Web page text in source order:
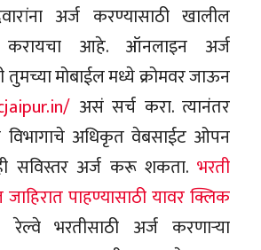
अर्ज करण्यासाठी खालील
करायचा आहे. ऑनलाइन अर्ज
तुमच्या मोबाईल मध्ये क्रोमवर जाऊन
असं सर्च करा. त्यानंतर
विभागाचे अधिकृत वेबसाईट ओपन
सविस्तर अर्ज करू शकता. भरती
जाहिरात पाहण्यासाठी यावर क्लिक
रेल्वे भरतीसाठी अर्ज करणाऱ्या